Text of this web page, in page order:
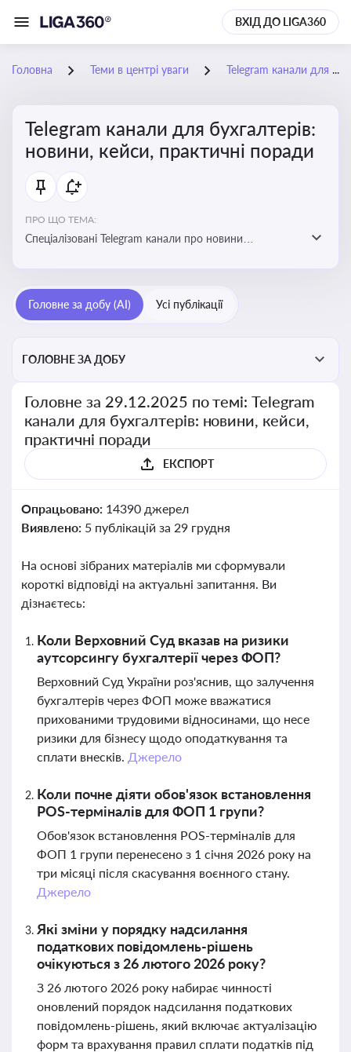
ВХІД ДО LIGA360
Головна Теми в центрі уваги Telegram канали для бухгалтерів: новини, кейси, практичні поради
Telegram канали для бухгалтерів:
новини, кейси, практичні поради
ПРО ЩО ТЕМА:
Спеціалізовані Telegram канали про новини
корисні лайфхаки для ведення бухгалтерії
Головне за добу (AI) Усі публікації
ГОЛОВНЕ ЗА ДОБУ
Головне за 29.12.2025 по темі: Telegram
канали для бухгалтерів: новини, кейси,
практичні поради
ЕКСПОРТ
Опрацьовано: 14390 джерел
Виявлено: 5 публікацій за 29 грудня
На основі зібраних матеріалів ми сформували
короткі відповіді на актуальні запитання. Ви
дізнаєтесь:
Коли Верховний Суд вказав на ризики
аутсорсингу бухгалтерії через ФОП?
Верховний Суд України роз'яснив, що залучення
бухгалтерів через ФОП може вважатися
прихованими трудовими відносинами, що несе
ризики для бізнесу щодо оподаткування та
сплати внесків. Джерело
Коли почне діяти обов'язок встановлення
POS-терміналів для ФОП 1 групи?
Обов'язок встановлення POS-терміналів для
ФОП 1 групи перенесено з 1 січня 2026 року на
три місяці після скасування воєнного стану.
Джерело
Які зміни у порядку надсилання
податкових повідомлень-рішень
очікуються з 26 лютого 2026 року?
З 26 лютого 2026 року набирає чинності
оновлений порядок надсилання податкових
повідомлень-рішень, який включає актуалізацію
форм та врахування правил сплати податків під